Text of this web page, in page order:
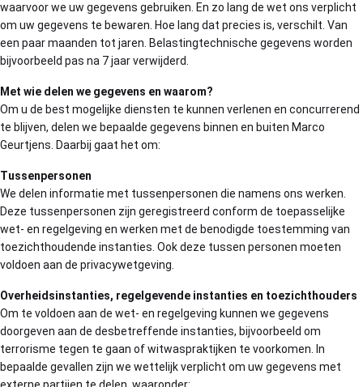
waarvoor we uw gegevens gebruiken. En zo lang de wet ons verplicht
om uw gegevens te bewaren. Hoe lang dat precies is, verschilt. Van
een paar maanden tot jaren. Belastingtechnische gegevens worden
bijvoorbeeld pas na 7 jaar verwijderd.
Met wie delen we gegevens en waarom?
Om u de best mogelijke diensten te kunnen verlenen en concurrerend
te blijven, delen we bepaalde gegevens binnen en buiten Marco
Geurtjens. Daarbij gaat het om:
Tussenpersonen
We delen informatie met tussenpersonen die namens ons werken.
Deze tussenpersonen zijn geregistreerd conform de toepasselijke
wet- en regelgeving en werken met de benodigde toestemming van
toezichthoudende instanties. Ook deze tussen personen moeten
voldoen aan de privacywetgeving.
Overheidsinstanties, regelgevende instanties en toezichthouders
Om te voldoen aan de wet- en regelgeving kunnen we gegevens
doorgeven aan de desbetreffende instanties, bijvoorbeeld om
terrorisme tegen te gaan of witwaspraktijken te voorkomen. In
bepaalde gevallen zijn we wettelijk verplicht om uw gegevens met